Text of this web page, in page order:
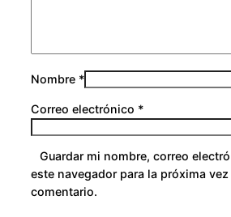
Nombre *
Correo electrónico *
Guardar mi nombre, correo
este navegador para la próxima vez
comentario.